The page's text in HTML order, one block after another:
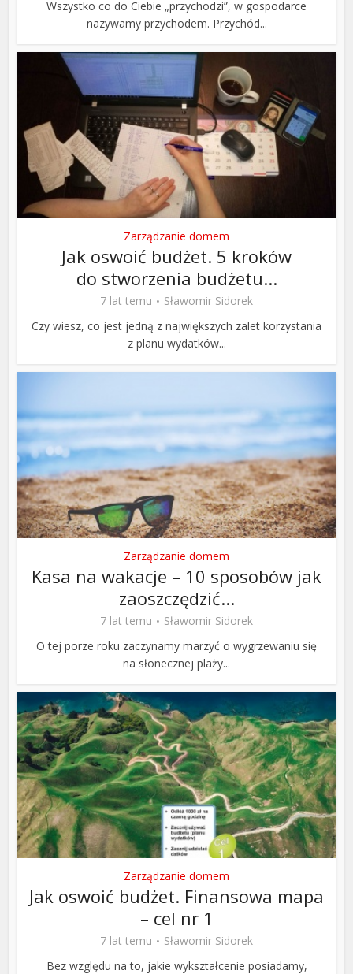
Wszystko co do Ciebie „przychodzi”, w gospodarce
nazywamy przychodem. Przychód...
Zarządzanie domem
Jak oswoić budżet. 5 kroków
do stworzenia budżetu...
7 lat temu
Sławomir Sidorek
Czy wiesz, co jest jedną z największych zalet korzystania
z planu wydatków...
Zarządzanie domem
Kasa na wakacje – 10 sposobów jak
zaoszczędzić...
7 lat temu
Sławomir Sidorek
O tej porze roku zaczynamy marzyć o wygrzewaniu się
na słonecznej plaży...
Zarządzanie domem
Jak oswoić budżet. Finansowa mapa
– cel nr 1
7 lat temu
Sławomir Sidorek
Bez względu na to, jakie wykształcenie posiadamy,